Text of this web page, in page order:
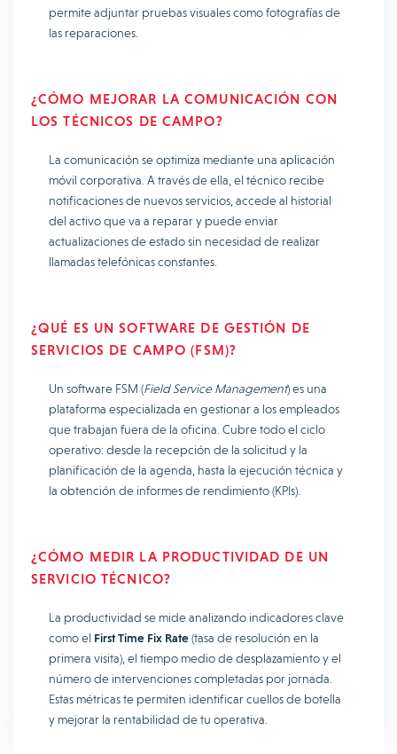
permite adjuntar pruebas visuales como fotografías de
las reparaciones.
¿CÓMO MEJORAR LA COMUNICACIÓN CON
LOS TÉCNICOS DE CAMPO?
La comunicación se optimiza mediante una aplicación
móvil corporativa. A través de ella, el técnico recibe
notificaciones de nuevos servicios, accede al historial
del activo que va a reparar y puede enviar
actualizaciones de estado sin necesidad de realizar
llamadas telefónicas constantes.
¿QUÉ ES UN SOFTWARE DE GESTIÓN DE
SERVICIOS DE CAMPO (FSM)?
Un software FSM (Field Service Management) es una
plataforma especializada en gestionar a los empleados
que trabajan fuera de la oficina. Cubre todo el ciclo
operativo: desde la recepción de la solicitud y la
planificación de la agenda, hasta la ejecución técnica y
la obtención de informes de rendimiento (KPIs).
¿CÓMO MEDIR LA PRODUCTIVIDAD DE UN
SERVICIO TÉCNICO?
La productividad se mide analizando indicadores clave
como el First Time Fix Rate(tasa de resolución en la
primera visita), el tiempo medio de desplazamiento y el
número de intervenciones completadas por jornada.
Estas métricas te permiten identificar cuellos de botella
y mejorar la rentabilidad de tu operativa.